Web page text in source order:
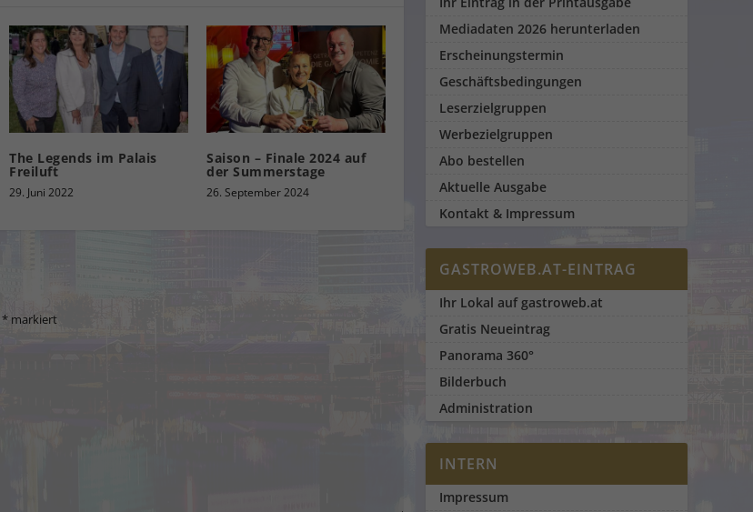
The Legends im Palais
Freiluft
29. Juni 2022
Saison – Finale 2024 auf
der Summerstage
26. September 2024
* markiert
Mediadaten 2026 herunterladen
Erscheinungstermin
Geschäftsbedingungen
Leserzielgruppen
Werbezielgruppen
Abo bestellen
Aktuelle Ausgabe
Kontakt & Impressum
GASTROWEB.AT-EINTRAG
Ihr Lokal auf gastroweb.at
Gratis Neueintrag
Panorama 360°
Bilderbuch
Administration
INTERN
Impressum